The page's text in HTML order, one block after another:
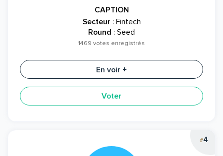
CAPTION
Secteur : Fintech
Round : Seed
1469 votes enregistrés
En voir +
Voter
#4